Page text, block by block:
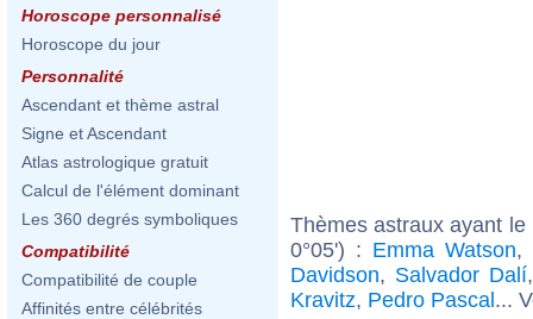
Horoscope personnalisé
Horoscope du jour
Personnalité
Ascendant et thème astral
Signe et Ascendant
Atlas astrologique gratuit
Calcul de l'élément dominant
Les 360 degrés symboliques
Compatibilité
Compatibilité de couple
Affinités entre célébrités
Thèmes astraux ayant
0°05') : Emma Watson,
Davidson, Salvador Dalí
Kravitz, Pedro Pascal...